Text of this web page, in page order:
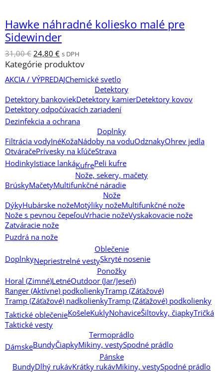
Hawke náhradné koliesko malé pre
Sidewinder
31,00€ Pôvodná
cena
bola:
31,00 €.
24,80 €Aktuálna
cena
24,80 €.
s DPH
Kategórie produktov
AKCIA / VÝPREDAJChemické svetlo
Detektory
Detektory bankoviekDetektory kamierDetektory kovov
Detektory odpočúvacích zariadení
Dezinfekcia a ochrana
Doplnky
Filtrácia vodyInéKožaNádoby na voduOdznakyOhrev jedla
OtváračePrívesky na kľúčeStrava
HodinkyIstiace lankáKufrePeli kufre
Nože, sekery, mačety
BrúskyMačetyMultifunkčné náradie
Nože
DýkyHubárske nožeMotýliky nožeMultifunkčné nože
Nože s pevnou čepeľouVrhacie nožeVyskakovacie nože
Zatváracie nože
Puzdrá na nože
Oblečenie
DoplnkyNepriestrelné vestySkryté nosenie
Ponožky
Horal (Zimné)LetnéOutdoor (Jar/Jeseň)
Ranger (Aktívne) podkolienkyTramp (Záťažové)
Tramp (Záťažové) nadkolienkyTramp (Záťažové) podkolienky
Taktické oblečenieKošeleKuklyNohaviceŠiltovky, čiapkyTričká
Taktické vesty
Termoprádlo
DámskeBundyČiapkyMikiny, vestySpodné prádlo
Pánske
BundyDlhý rukávKrátky rukávMikiny, vestySpodné prádlo